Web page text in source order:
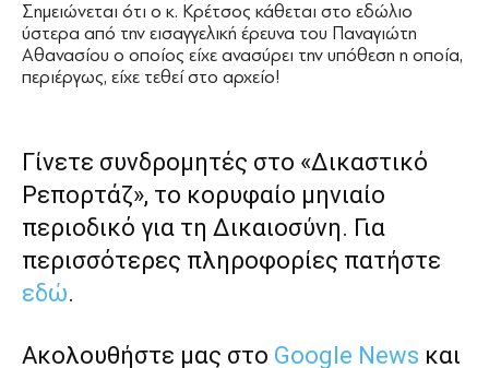
Σημειώνεται ότι ο κ. Κρέτσος κάθεται στο εδώλιο
ύστερα από την εισαγγελική έρευνα του Παναγιώτη
Αθανασίου ο οποίος είχε ανασύρει την υπόθεση η οποία,
περιέργως, είχε τεθεί στο αρχείο!
Γίνετε συνδρομητές στο «Δικαστικό
Ρεπορτάζ», το κορυφαίο μηνιαίο
περιοδικό για τη Δικαιοσύνη. Για
περισσότερες πληροφορίες πατήστε
εδώ.
Ακολουθήστε μας στο Google News και